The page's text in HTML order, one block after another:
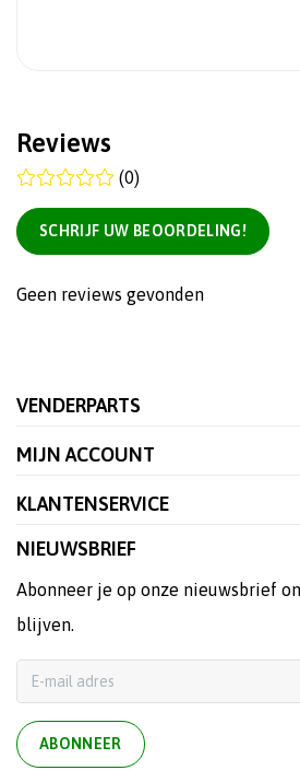
Reviews
(0)
SCHRIJF UW BEOORDELING!
Geen reviews gevonden
VENDERPARTS
MIJN ACCOUNT
KLANTENSERVICE
NIEUWSBRIEF
Abonneer je op onze nieuwsbrief
blijven.
ABONNEER